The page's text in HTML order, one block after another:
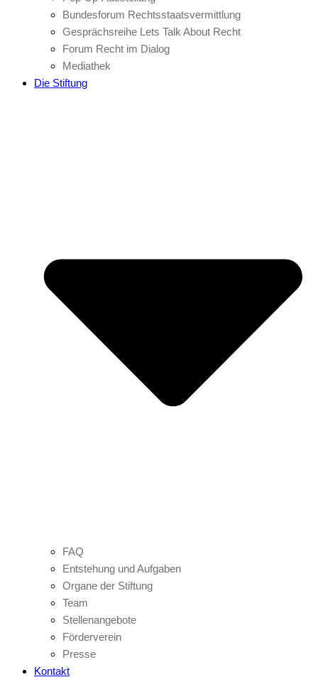
Bundesforum Rechtsstaatsvermittlung
Gesprächsreihe Lets Talk About Recht
Forum Recht im Dialog
Mediathek
Die Stiftung
FAQ
Entstehung und Aufgaben
Organe der Stiftung
Team
Stellenangebote
Förderverein
Presse
Kontakt